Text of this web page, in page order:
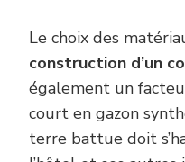
Le choix des
construction d’un
également un
court en gazon
terre battue doit